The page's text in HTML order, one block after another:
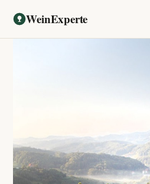
WeinExperte